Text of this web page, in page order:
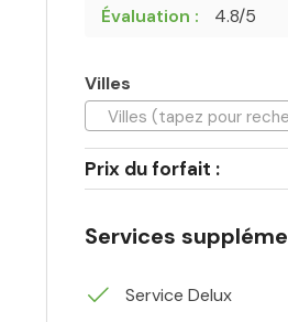
Évaluation : 4.8/5
Villes
Villes (tapez pour
Prix du forfait :
Services
Service Delux